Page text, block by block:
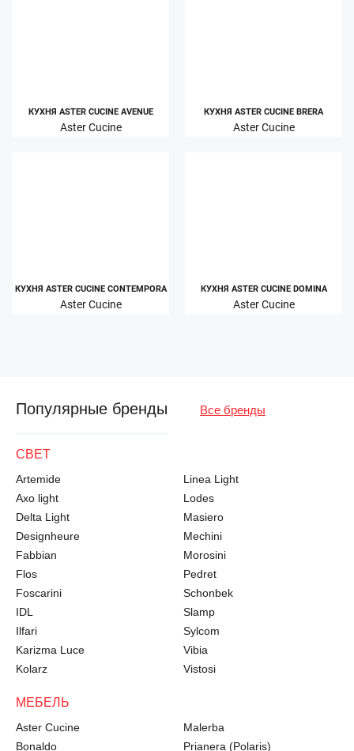
КУХНЯ ASTER CUCINE AVENUE
Aster Cucine
КУХНЯ ASTER CUCINE BRERA
Aster Cucine
КУХНЯ ASTER CUCINE CONTEMPORA
Aster Cucine
КУХНЯ ASTER CUCINE DOMINA
Aster Cucine
Популярные бренды Все бренды
СВЕТ
Artemide
Axo light
Delta Light
Designheure
Fabbian
Flos
Foscarini
IDL
Ilfari
Karizma Luce
Kolarz
Linea Light
Lodes
Masiero
Mechini
Morosini
Pedret
Schonbek
Slamp
Sylcom
Vibia
Vistosi
МЕБЕЛЬ
Aster Cucine
Bonaldo
Malerba
Prianera (Polaris)